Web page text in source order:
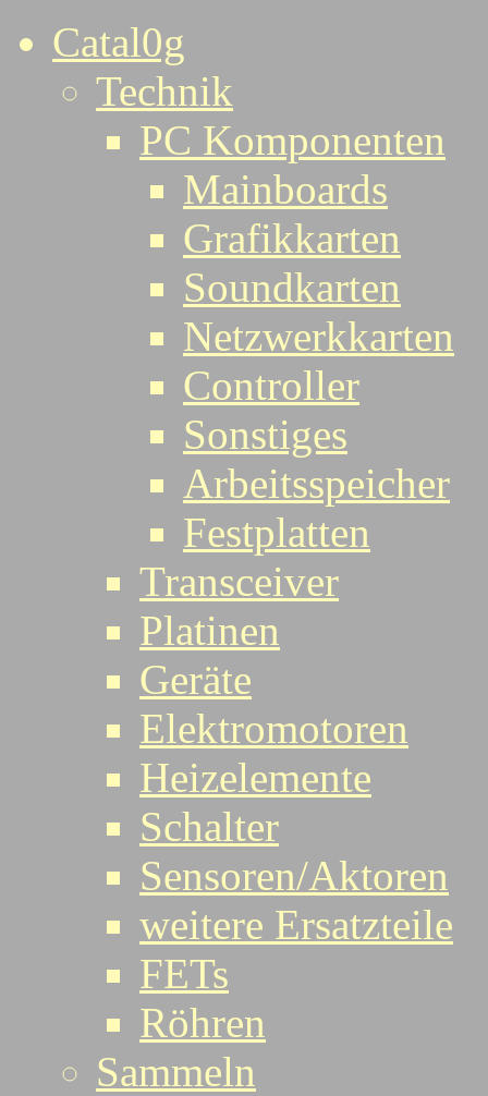
Catal0g
Technik
PC Komponenten
Mainboards
Grafikkarten
Soundkarten
Netzwerkkarten
Controller
Sonstiges
Arbeitsspeicher
Festplatten
Transceiver
Platinen
Geräte
Elektromotoren
Heizelemente
Schalter
Sensoren/Aktoren
weitere Ersatzteile
FETs
Röhren
Sammeln